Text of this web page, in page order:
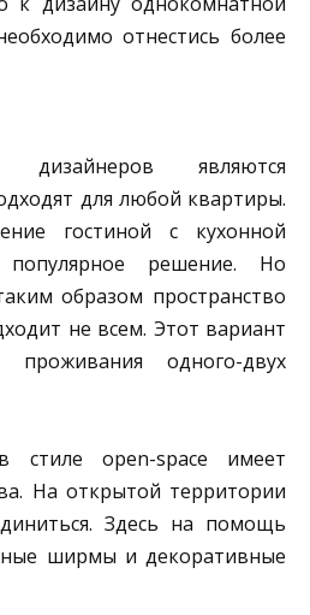
отнестись более
являются
для любой квартиры.
гостиной с кухонной
популярное решение. Но
образом пространство
не всем. Этот вариант
одного-двух
стиле open-space имеет
На открытой территории
Здесь на помощь
ширмы и декоративные